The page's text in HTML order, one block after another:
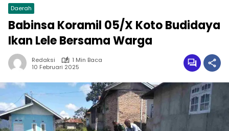
Daerah
Babinsa Koramil 05/X Koto Budidaya
Ikan Lele Bersama Warga
Redaksi
1 Min Baca
10 Februari 2025